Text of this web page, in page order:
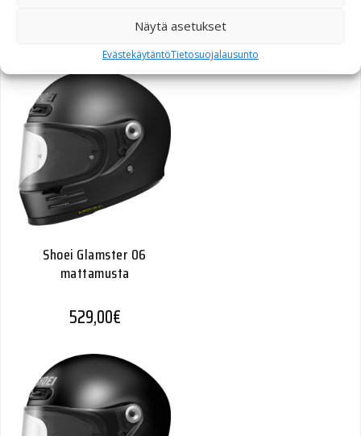
Näytä asetukset
EvästekäytäntöTietosuojalausunto
Shoei Glamster 06
mattamusta
529,00€